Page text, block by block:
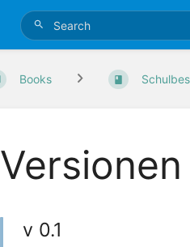
Books
v 0.1